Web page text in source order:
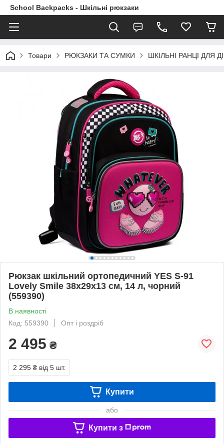
School Backpacks - Шкільні рюкзаки
Товари РЮКЗАКИ ТА СУМКИ ШКІЛЬНІ РАНЦІ ДЛЯ
Рюкзак шкільний ортопедичний YES S-91
Lovely Smile 38х29х13 см, 14 л, чорний
(559390)
В наявності
Код: 559390
Опт і роздріб
2 495 ₴
2 295 ₴ від 5 шт.
Купити
або
Купити з